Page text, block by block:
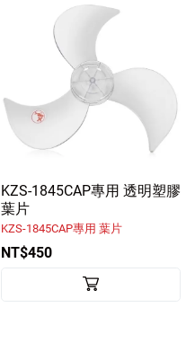
KZS-1845CAP專用 透明塑膠
葉片
KZS-1845CAP專用 葉片
NT$450